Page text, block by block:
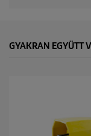
GYAKRAN EGYÜTT